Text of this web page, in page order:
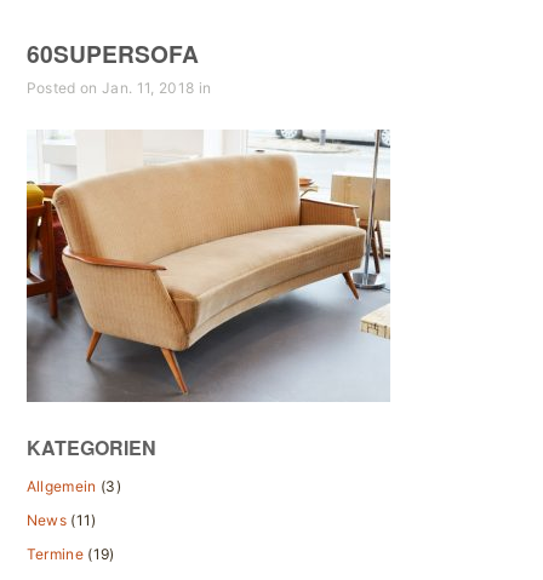
60SUPERSOFA
Posted on Jan. 11, 2018 in
KATEGORIEN
Allgemein (3)
News (11)
Termine (19)